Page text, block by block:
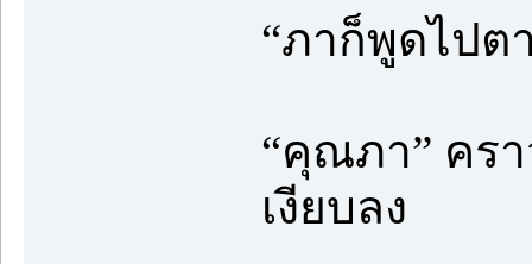
“ภาก็พูดไปต
“คุณภา” คร
เงียบลง